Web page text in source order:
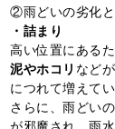
②雨どいの劣化
・詰まり
高い位置にある
泥やホコリ など
につれて増えてい
さらに、雨どい
が邪魔され、雨